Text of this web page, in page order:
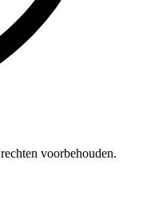
voorbehouden.